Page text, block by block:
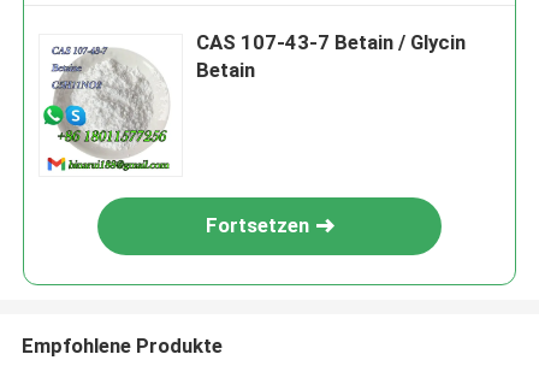
CAS 107-43-7 Betain / Glycin
Betain
Fortsetzen
Empfohlene Produkte